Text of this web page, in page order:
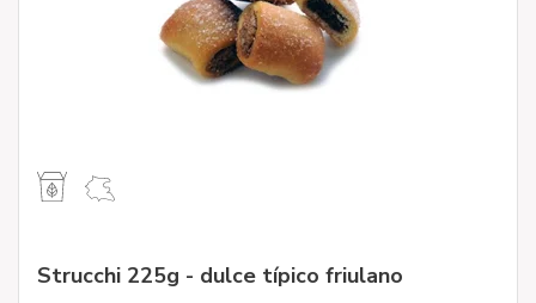
Strucchi 225g - dulce típico friulano